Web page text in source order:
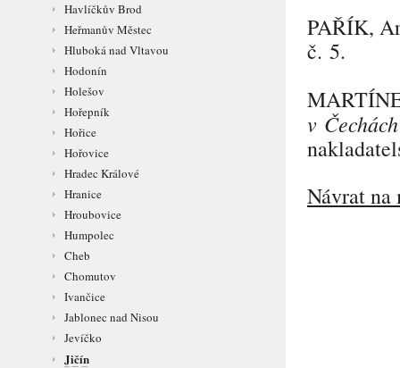
Havlíčkův Brod
Heřmanův Městec
Hluboká nad Vltavou
Hodonín
Holešov
Hořepník
Hořice
Hořovice
Hradec Králové
Hranice
Hroubovice
Humpolec
Cheb
Chomutov
Ivančice
Jablonec nad Nisou
Jevíčko
Jičín
PAŘÍK,
č. 5.
v
Návrat na